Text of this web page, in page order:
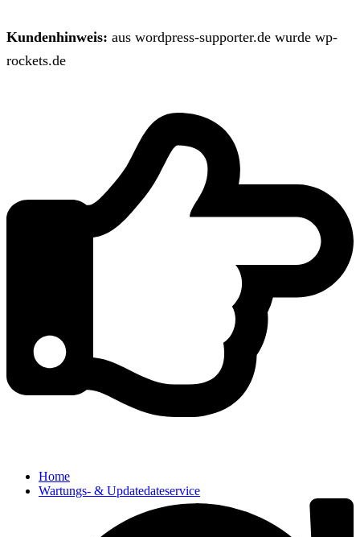
Kundenhinweis: aus wordpress-supporter.de wurde wp-
rockets.de
Home
Wartungs- & Updatedateservice